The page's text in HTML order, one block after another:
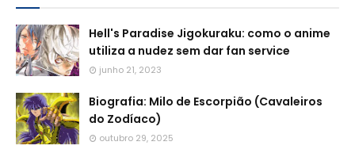
Hell's Paradise Jigokuraku: como o anime
utiliza a nudez sem dar fan service
junho 21, 2023
Biografia: Milo de Escorpião (Cavaleiros
do Zodíaco)
outubro 29, 2025